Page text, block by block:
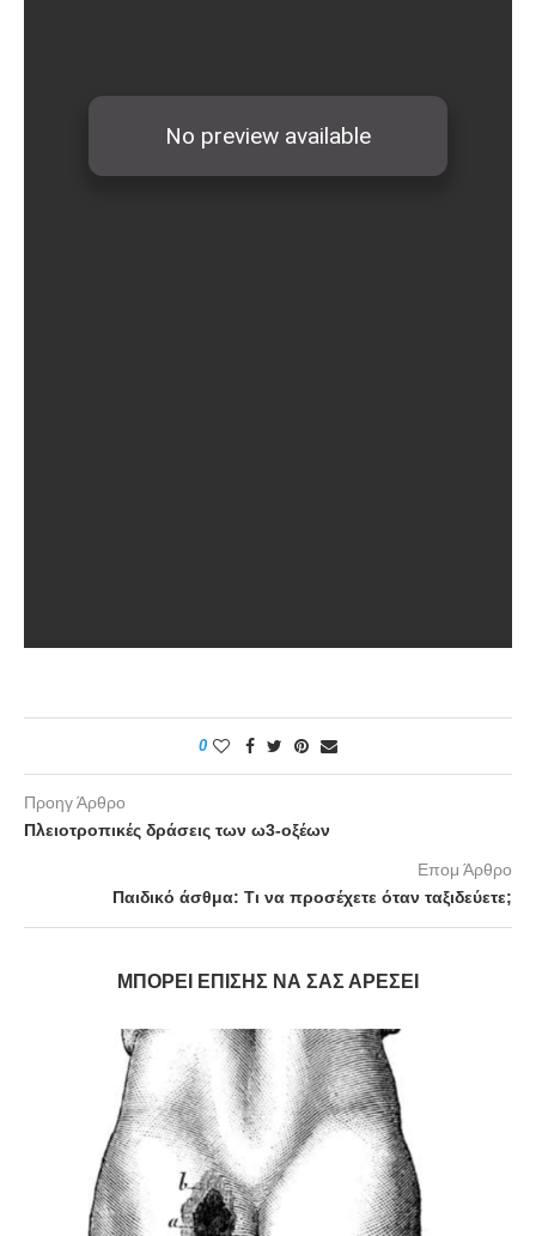
0
Προηγ Άρθρο
Πλειοτροπικές δράσεις των ω3-οξέων
Επομ Άρθρο
Παιδικό άσθμα: Τι να προσέχετε όταν ταξιδεύετε;
ΜΠΟΡΕΊ ΕΠΊΣΗΣ ΝΑ ΣΑΣ ΑΡΈΣΕΙ